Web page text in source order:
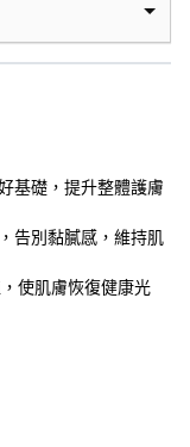
基礎，提升整體護膚
告別黏膩感，維持肌
使肌膚恢復健康光